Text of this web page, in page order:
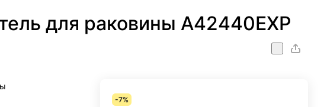
для раковины A42440EXP
-7%